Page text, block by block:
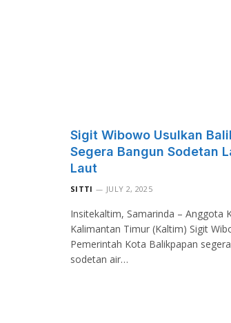
Sigit Wibowo Usulkan
Segera Bangun Sodetan
Laut
SITTI JULY 2, 2025
Insitekaltim, Samarinda – Anggota
Kalimantan Timur (Kaltim) Sigit
Pemerintah Kota Balikpapan
sodetan air…